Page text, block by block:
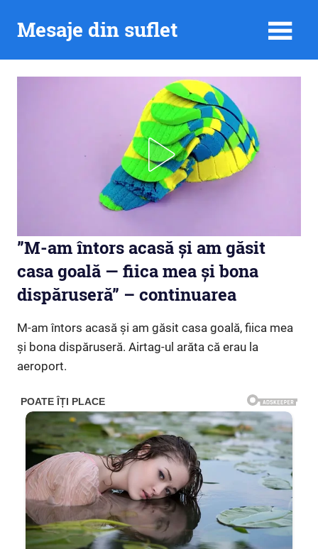
Mesaje din suflet
”M-am întors acasă și am găsit
casa goală — fiica mea și bona
dispăruseră” – continuarea
M-am întors acasă și am găsit casa goală, fiica mea
și bona dispăruseră. Airtag-ul arăta că erau la
aeroport.